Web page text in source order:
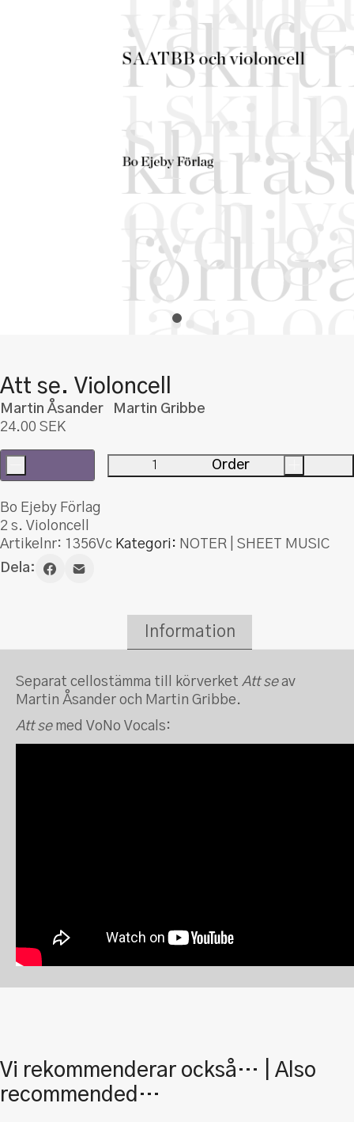
Att se. Violoncell
Martin Åsander Martin Gribbe
24.00 SEK
Att
Violoncell
mängd
Order
Bo Ejeby Förlag
2 s. Violoncell
Artikelnr: 1356Vc Kategori: NOTER | SHEET MUSIC
Dela:
Information
Separat cellostämma till körverket Att seav
Martin Åsander och Martin Gribbe.
Att semed VoNo Vocals:
Vi rekommenderar också… | Also
recommended…